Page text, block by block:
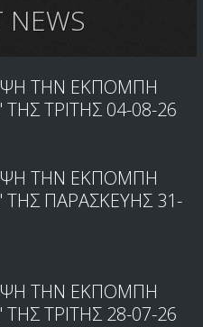
NEWS
ΤΗΝ ΕΚΠΟΜΠΗ
ΤΗΣ ΤΡΙΤΗΣ 04-08-26
ΤΗΝ ΕΚΠΟΜΠΗ
ΤΗΣ ΠΑΡΑΣΚΕΥΗΣ 31-
ΤΗΝ ΕΚΠΟΜΠΗ
ΤΗΣ ΤΡΙΤΗΣ 28-07-26